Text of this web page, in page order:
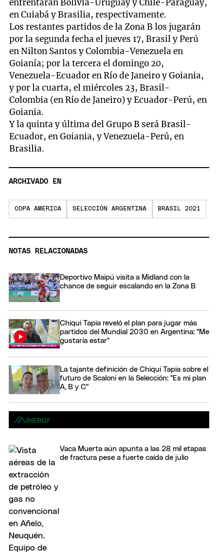
enfrentarán Bolivia-Uruguay y Chile-Paraguay,
en Cuiabá y Brasilia, respectivamente.
Los restantes partidos de la Zona B los jugarán
por la segunda fecha el jueves 17, Brasil y Perú
en Nilton Santos y Colombia-Venezuela en
Goianía; por la tercera el domingo 20,
Venezuela-Ecuador en Río de Janeiro y Goiania,
y por la cuarta, el miércoles 23, Brasil-
Colombia (en Río de Janeiro) y Ecuador-Perú, en
Goiania.
Y la quinta y última del Grupo B será Brasil-
Ecuador, en Goiania, y Venezuela-Perú, en
Brasilia.
ARCHIVADO EN
COPA AMERICA SELECCIÓN ARGENTINA BRASIL 2021
NOTAS RELACIONADAS
Deportivo Maipú visita a Midland con la
chance de seguir escalando en la Zona B
Chiqui Tapia reveló el plan para jugar más
partidos del Mundial 2030 en Argentina: "Me
gustaría estar"
La tajante definición de Chiqui Tapia sobre el
futuro de Scaloni en la Selección: "Es mi plan
A, B y C"
Vaca Muerta aún apunta a las 28 mil etapas
de fractura pese a fuerte caída de julio